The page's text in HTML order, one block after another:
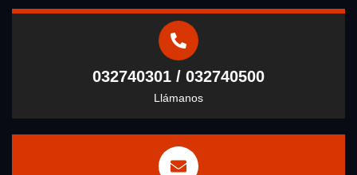
032740301 / 032740500
Llámanos